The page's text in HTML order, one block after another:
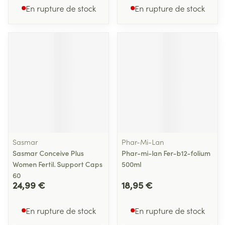
En rupture de stock En rupture de stock
Sasmar
Sasmar Conceive Plus
Women Fertil. Support Caps
60
24,99 €
En rupture de stock
Phar-Mi-Lan
Phar-mi-lan Fer-b12-folium
500ml
18,95 €
En rupture de stock